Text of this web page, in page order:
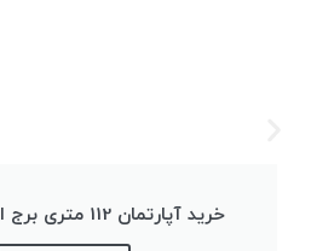
خرید آپارتمان 112 متری برج الماس چیتگر